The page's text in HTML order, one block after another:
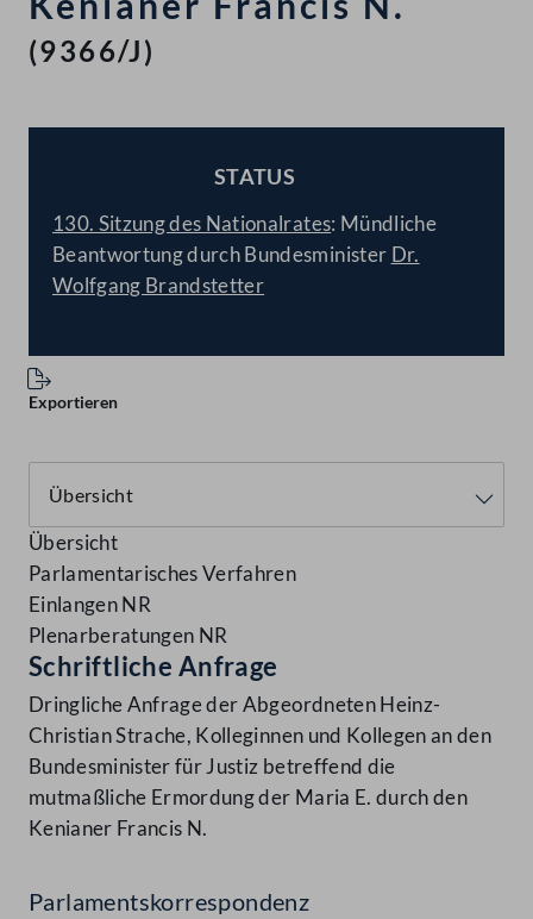
(9366/J)
STATUS
130. Sitzung des Nationalrates: Mündliche
Beantwortung durch Bundesminister Dr.
Wolfgang Brandstetter
Exportieren
Übersicht
Parlamentarisches Verfahren
Einlangen NR
Plenarberatungen NR
Schriftliche Anfrage
Dringliche Anfrage der Abgeordneten Heinz-
Christian Strache, Kolleginnen und Kollegen an den
Bundesminister für Justiz betreffend die
mutmaßliche Ermordung der Maria E. durch den
Kenianer Francis N.
Parlamentskorrespondenz